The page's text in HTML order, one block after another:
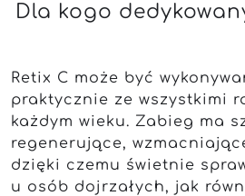
Dla kogo
Retix C może być
praktycznie ze wszystkimi
każdym wieku. Zabieg ma
regenerujące,
dzięki czemu świetnie
u osób dojrzałych, jak